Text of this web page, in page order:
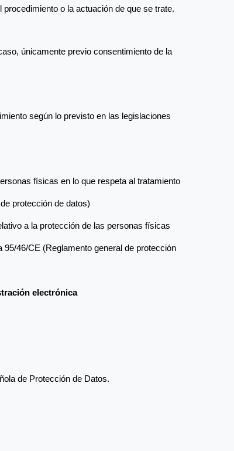
o la actuación de que se trate.
únicamente previo consentimiento de la
según lo previsto en las legislaciones
físicas en lo que respeta al tratamiento
protección de datos)
a la protección de las personas físicas
46/CE (Reglamento general de protección
electrónica
de Protección de Datos.